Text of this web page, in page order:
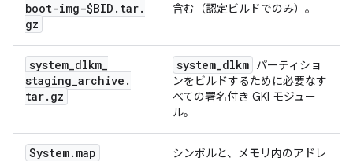
boot-img-$BID . tar.
gz
含む（認定ビルドでのみ）。
system_dlkm_
staging_archive .
tar. gz
system_dlkm パーティショ
ンをビルドするために必要なす
べての署名付き GKI モジュー
ル。
System. map
シンボルと、メモリ内のアドレ